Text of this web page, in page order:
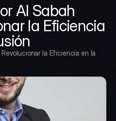
Al Sabah
la Eficiencia
la Eficiencia en la